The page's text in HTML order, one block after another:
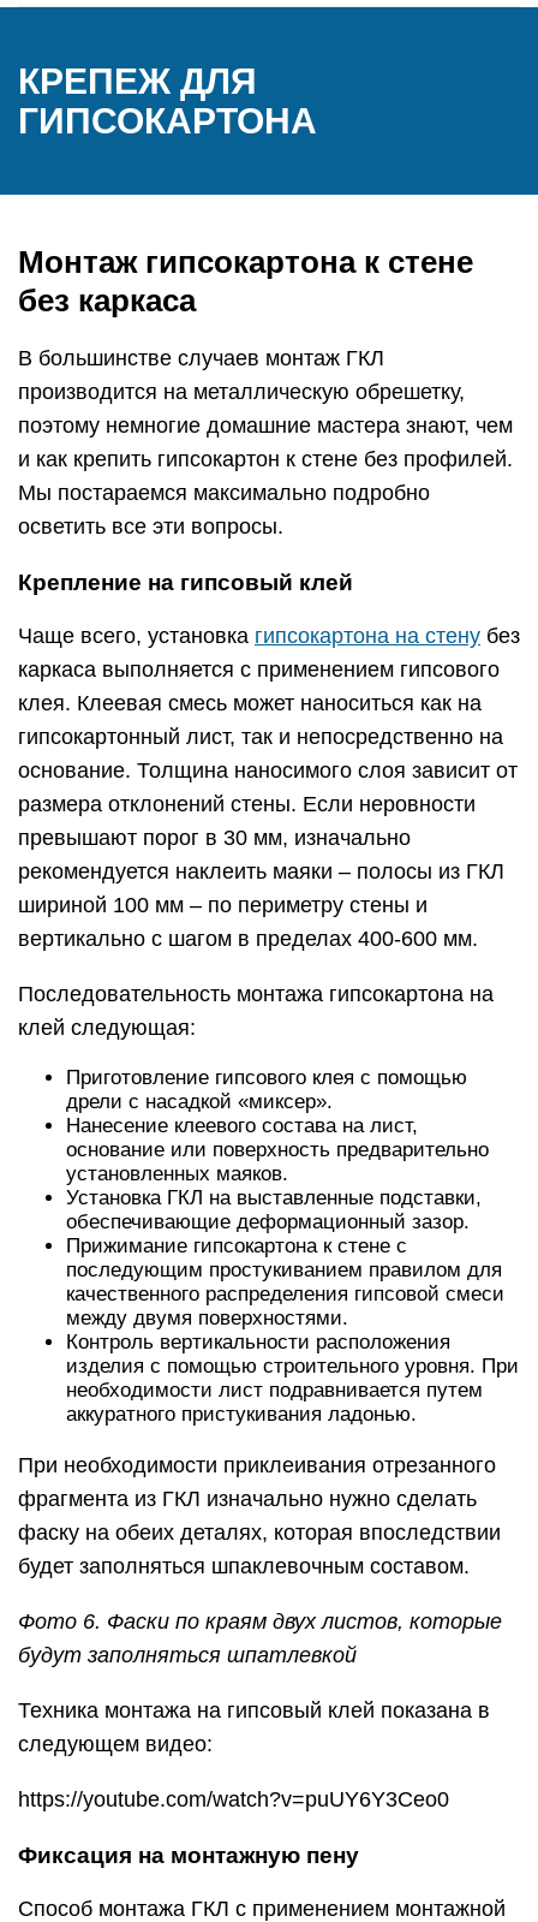
КРЕПЕЖ ДЛЯ
ГИПСОКАРТОНА
Монтаж гипсокартона к стене
без каркаса
В большинстве случаев монтаж ГКЛ
производится на металлическую обрешетку,
поэтому немногие домашние мастера знают, чем
и как крепить гипсокартон к стене без профилей.
Мы постараемся максимально подробно
осветить все эти вопросы.
Крепление на гипсовый клей
Чаще всего, установка гипсокартона на стену без
каркаса выполняется с применением гипсового
клея. Клеевая смесь может наноситься как на
гипсокартонный лист, так и непосредственно на
основание. Толщина наносимого слоя зависит от
размера отклонений стены. Если неровности
превышают порог в 30 мм, изначально
рекомендуется наклеить маяки – полосы из ГКЛ
шириной 100 мм – по периметру стены и
вертикально с шагом в пределах 400-600 мм.
Последовательность монтажа гипсокартона на
клей следующая:
Приготовление гипсового клея с помощью
дрели с насадкой «миксер».
Нанесение клеевого состава на лист,
основание или поверхность предварительно
установленных маяков.
Установка ГКЛ на выставленные подставки,
обеспечивающие деформационный зазор.
Прижимание гипсокартона к стене с
последующим простукиванием правилом для
качественного распределения гипсовой смеси
между двумя поверхностями.
Контроль вертикальности расположения
изделия с помощью строительного уровня. При
необходимости лист подравнивается путем
аккуратного пристукивания ладонью.
При необходимости приклеивания отрезанного
фрагмента из ГКЛ изначально нужно сделать
фаску на обеих деталях, которая впоследствии
будет заполняться шпаклевочным составом.
Фото 6. Фаски по краям двух листов, которые
будут заполняться шпатлевкой
Техника монтажа на гипсовый клей показана в
следующем видео:
https://youtube.com/watch?v=puUY6Y3Ceo0
Фиксация на монтажную пену
Способ монтажа ГКЛ с применением монтажной